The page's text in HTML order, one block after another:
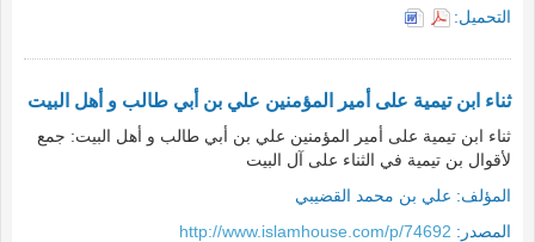
التحميل:
ثناء ابن تيمية على أمير المؤمنين علي بن أبي طالب و أهل البيت
ثناء ابن تيمية على أمير المؤمنين علي بن أبي طالب و أهل البيت: جمع
لأقوال بن تيمية في الثناء على آل البيت
المؤلف: علي بن محمد القضيبي
المصدر: http://www.islamhouse.com/p/74692